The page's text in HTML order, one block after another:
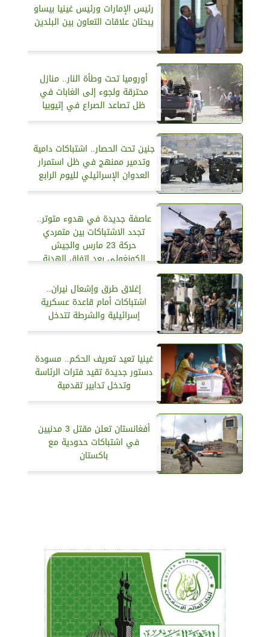
رئيس الإمارات ورئيس غينيا بيساو
يبحثان علاقات التعاون بين البلدين
أوروميا تحت وطأة النار.. منازل
محترقة ولجوء إلى الغابات في
ظل تصاعد الصراع في إثيوبيا
جنين تحت الحصار.. اشتباكات دامية
وتدمير ممنهج في ظل استمرار
العدوان الإسرائيلي لليوم الرابع
عاصفة جديدة في هدوء متوتر..
تجدد الاشتباكات بين متمردي
حركة 23 مارس والجيش
الكونغولي بعد اتفاق الهدنة
إغلاق طرق وإشعال نيران..
اشتباكات أمام قاعدة عسكرية
إسرائيلية والشرطة تتدخل
غينيا تعيد تعريف الحكم.. مسودة
دستور جديدة تقيد فترات الرئاسة
وتدخل تدابير تقدمية
أفغانستان تعلن مقتل 3 مدنيين
في اشتباكات حدودية مع
باكستان